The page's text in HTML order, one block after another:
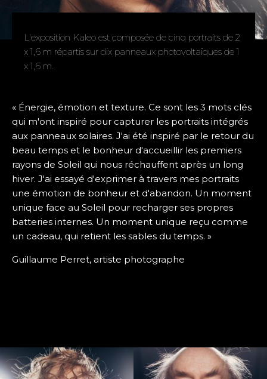
L'exposition Kaleo est composée de cinq portraits de 2
x 1,6 m répartis sur dix panneaux photovoltaïques de 1
x 1,6 m.
« Énergie, émotion et texture. Ce sont les 3 mots clés
qui m'ont inspiré pour capturer les portraits intégrés
aux panneaux solaires. J'ai été inspiré par le retour du
beau temps et le bonheur d'accueillir les premiers
rayons de Soleil qui nous réchauffent après un long
hiver. J'ai essayé d'exprimer à travers mes portraits
une émotion de bonheur et d'abandon. Un moment
unique face au Soleil pour recharger ses propres
batteries internes. Un moment unique reçu comme
un cadeau, qui retient les sables du temps. »
Guillaume Perret, artiste photographe